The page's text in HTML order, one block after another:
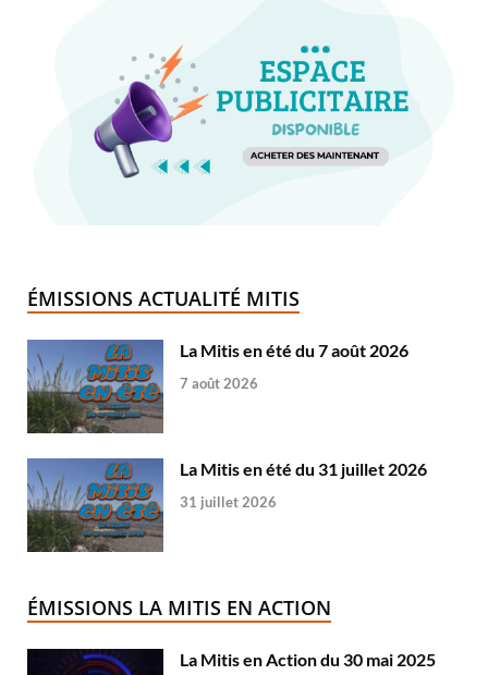
ÉMISSIONS ACTUALITÉ MITIS
La Mitis en été du 7 août 2026
7 août 2026
La Mitis en été du 31 juillet 2026
31 juillet 2026
ÉMISSIONS LA MITIS EN ACTION
La Mitis en Action du 30 mai 2025